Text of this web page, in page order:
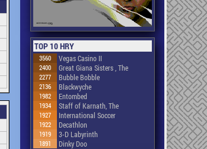
TOP 10 HRY
3560 Vegas Casino II
2400 Great Giana Sisters , The
2277 Bubble Bobble
2136 Blackwyche
1982 Entombed
1934 Staff of Karnath, The
1927 International Soccer
1922 Decathlon
1919 3-D Labyrinth
1891 Dinky Doo